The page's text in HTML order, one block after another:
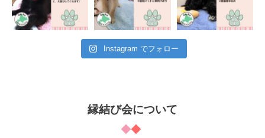
Instagram でフォロー
縁結び会について